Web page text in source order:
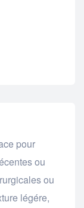
pour
ou
ou
légére,